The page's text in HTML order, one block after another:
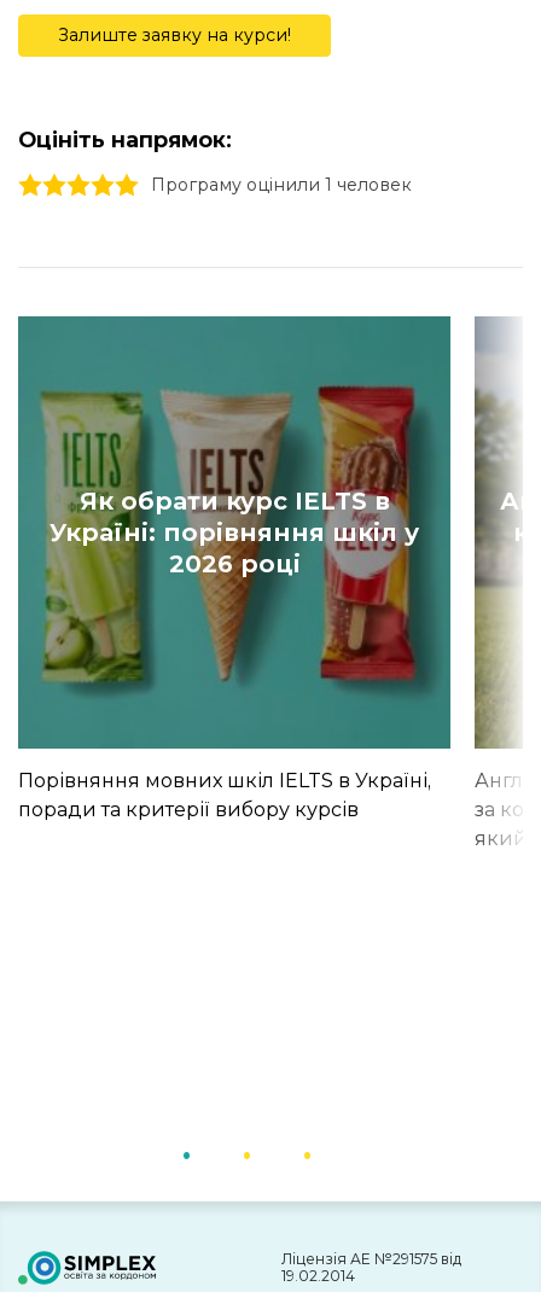
Залиште заявку на курси!
Оцініть напрямок:
5 stars
4 stars
3 stars
2 stars
1 stars Програму оцінили 1 человек
Як обрати курс IELTS в
Україні: порівняння шкіл у
2026 році
Порівняння мовних шкіл IELTS в Україні,
поради та критерії вибору курсів
за
який
Ліцензія АЕ №291575 від
19.02.2014